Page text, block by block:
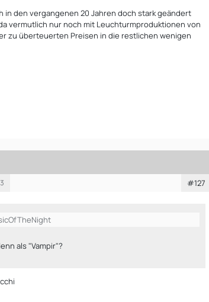
in den vergangenen 20 Jahren doch stark geändert
vermutlich nur noch mit Leuchturmproduktionen von
zu überteuerten Preisen in die restlichen wenigen
#127
als "Vampir"?